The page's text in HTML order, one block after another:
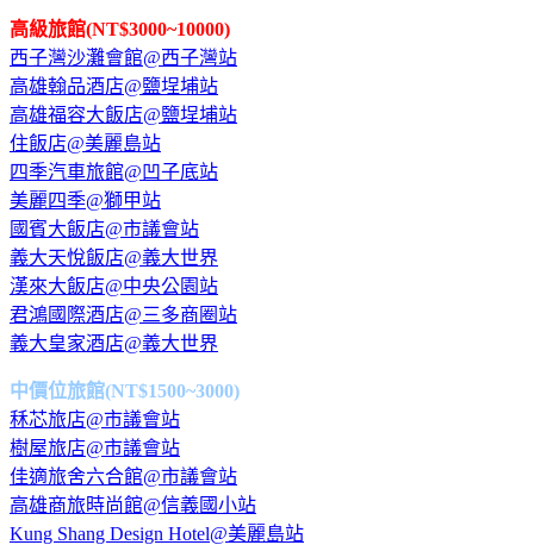
高級旅館(NT$3000~10000)
西子灣沙灘會館@西子灣站
高雄翰品酒店@鹽埕埔站
高雄福容大飯店@鹽埕埔站
住飯店@美麗島站
四季汽車旅館@凹子底站
美麗四季@獅甲站
國賓大飯店@市議會站
義大天悅飯店@義大世界
漢來大飯店@中央公園站
君鴻國際酒店@三多商圈站
義大皇家酒店@義大世界
中價位旅館(NT$1500~3000)
秝芯旅店@市議會站
樹屋旅店@市議會站
佳適旅舍六合館@市議會站
高雄商旅時尚館@信義國小站
Kung Shang Design Hotel@美麗島站